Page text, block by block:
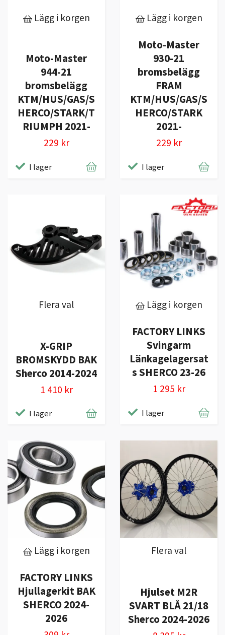
Lägg i korgen
Moto-Master
944-21
bromsbelägg
KTM/HUS/GAS/S
HERCO/STARK/T
RIUMPH 2021-
229 kr
I lager
Lägg i korgen
Moto-Master
930-21
bromsbelägg
FRAM
KTM/HUS/GAS/S
HERCO/STARK
2021-
229 kr
I lager
Flera val
X-GRIP
BROMSKYDD BAK
Sherco 2014-2024
1 410 kr
I lager
Lägg i korgen
FACTORY LINKS
Svingarm
Länkagelagersat
s SHERCO 23-26
1 295 kr
I lager
Lägg i korgen
FACTORY LINKS
Hjullagerkit BAK
SHERCO 2024-
2026
Flera val
Hjulset M2R
SVART BLÅ 21/18
Sherco 2024-2026